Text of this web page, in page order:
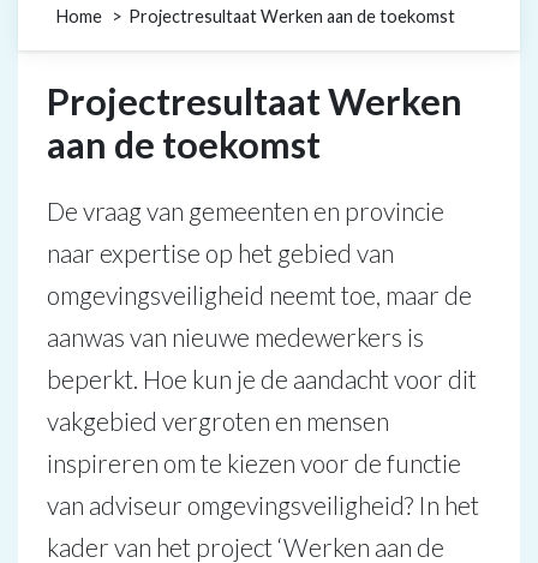
Home Projectresultaat Werken aan de toekomst
Projectresultaat Werken
aan de toekomst
De vraag van gemeenten en provincie
naar expertise op het gebied van
omgevingsveiligheid neemt toe, maar de
aanwas van nieuwe medewerkers is
beperkt. Hoe kun je de aandacht voor dit
vakgebied vergroten en mensen
inspireren om te kiezen voor de functie
van adviseur omgevingsveiligheid? In het
kader van het project ‘Werken aan de